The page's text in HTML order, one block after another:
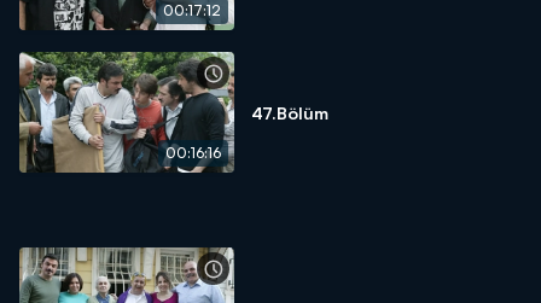
00:17:12
00:16:16
47.Bölüm